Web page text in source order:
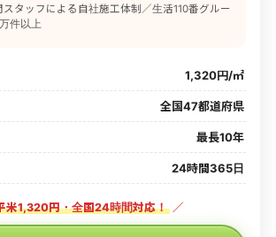
タッフによる自社施工体制／生活110番グルー
件以上
1,320円/㎡
全国47都道府県
最長10年
24時間365日
米1,320円・全国24時間対応！ ／